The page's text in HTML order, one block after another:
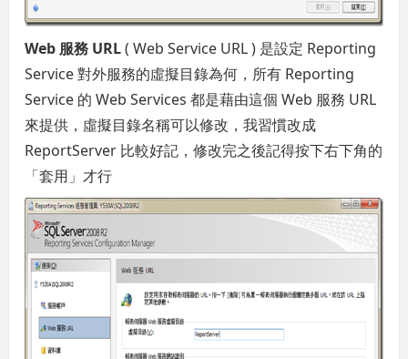
Web 服務 URL( Web Service URL ) 是設定 Reporting
Service 對外服務的虛擬目錄為何，所有 Reporting
Service 的 Web Services 都是藉由這個 Web 服務 URL
來提供，虛擬目錄名稱可以修改，我習慣改成
ReportServer 比較好記，修改完之後記得按下右下角的
「套用」才行